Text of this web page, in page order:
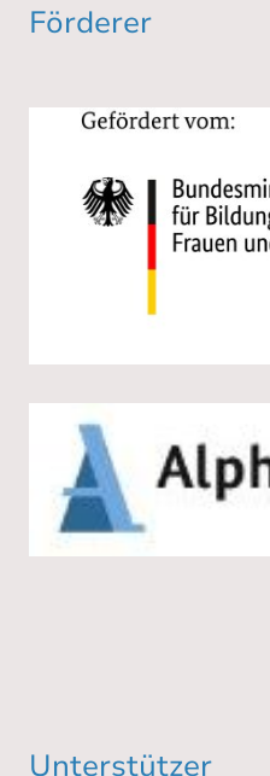
Förderer
Unterstützer